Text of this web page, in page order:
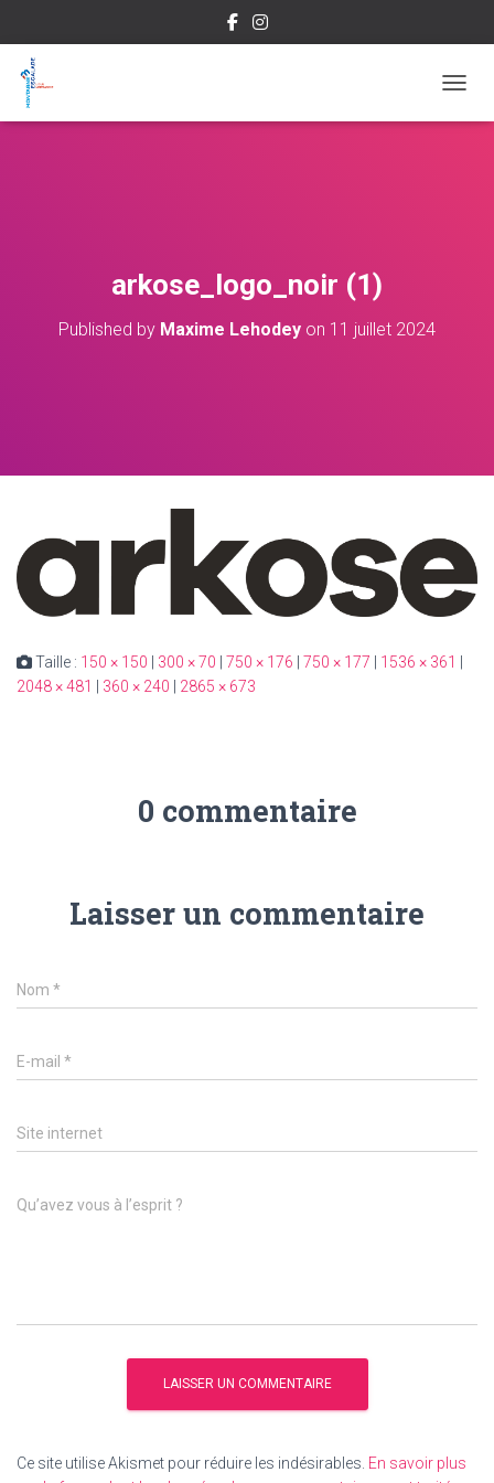
arkose_logo_noir (1)
Published by Maxime Lehodey on 11 juillet 2024
Taille : 150 × 150 300 × 70 750 × 176 750 × 177 1536 × 361
2048 × 481
360 × 240 2865 × 673
0 commentaire
Laisser un commentaire
Nom *
E-mail *
Site internet
Qu’avez vous à l’esprit ?
Ce site utilise Akismet pour réduire les indésirables. En savoir plus